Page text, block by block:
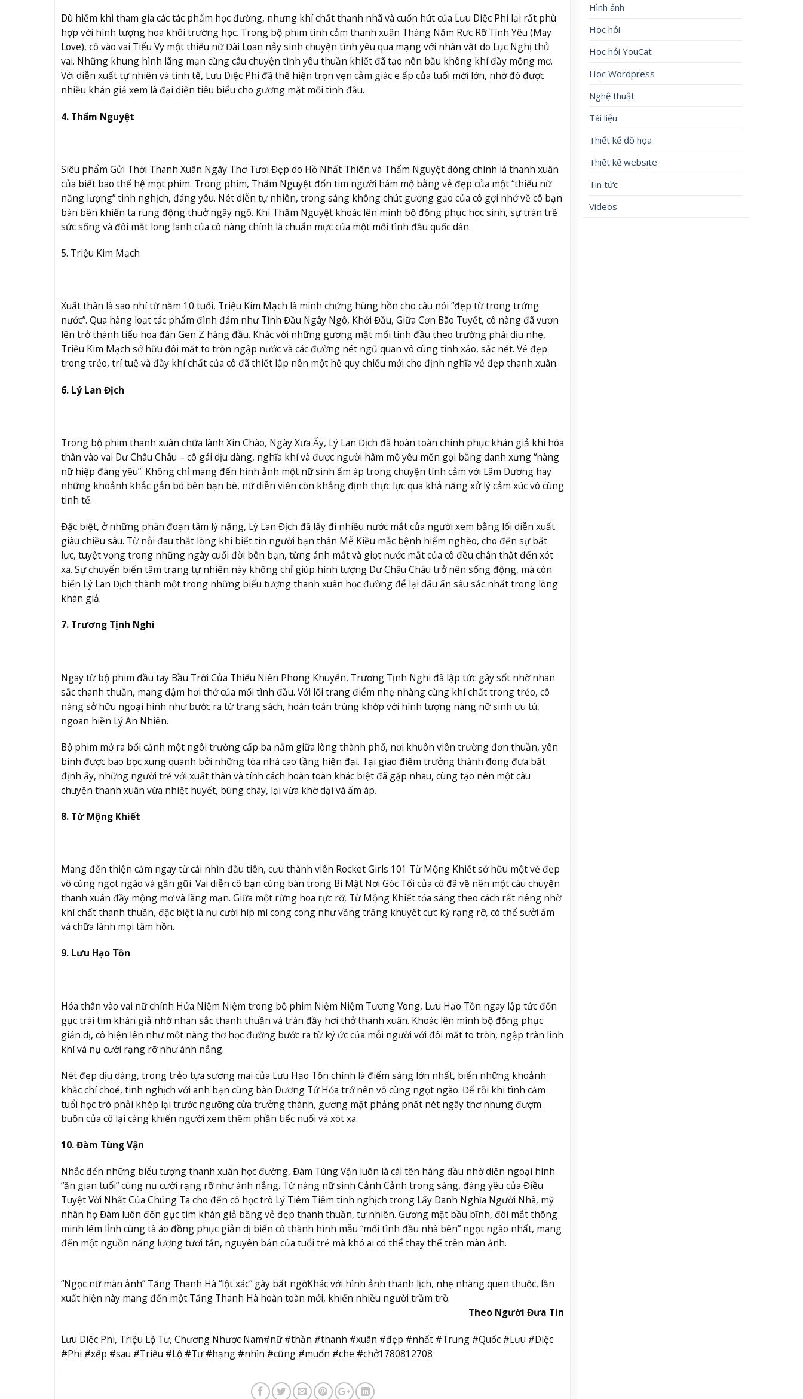
Dù hiếm khi tham gia các tác phẩm học đường, nhưng khí chất thanh nhã và cuốn hút của Lưu Diệc Phi lại rất phù
hợp với hình tượng hoa khôi trường học. Trong bộ phim tình cảm thanh xuân Tháng Năm Rực Rỡ Tình Yêu (May
Love), cô vào vai Tiểu Vy một thiếu nữ Đài Loan nảy sinh chuyện tình yêu qua mạng với nhân vật do Lục Nghị thủ
vai. Những khung hình lãng mạn cùng câu chuyện tình yêu thuần khiết đã tạo nên bầu không khí đầy mộng mơ.
Với diễn xuất tự nhiên và tinh tế, Lưu Diệc Phi đã thể hiện trọn vẹn cảm giác e ấp của tuổi mới lớn, nhờ đó được
nhiều khán giả xem là đại diện tiêu biểu cho gương mặt mối tình đầu.
4. Thẩm Nguyệt
Siêu phẩm Gửi Thời Thanh Xuân Ngây Thơ Tươi Đẹp do Hồ Nhất Thiên và Thẩm Nguyệt đóng chính là thanh xuân
của biết bao thế hệ mọt phim. Trong phim, Thẩm Nguyệt đốn tim người hâm mộ bằng vẻ đẹp của một “thiếu nữ
năng lượng” tinh nghịch, đáng yêu. Nét diễn tự nhiên, trong sáng không chút gượng gạo của cô gợi nhớ về cô bạn
bàn bên khiến ta rung động thuở ngây ngô. Khi Thẩm Nguyệt khoác lên mình bộ đồng phục học sinh, sự tràn trề
sức sống và đôi mắt long lanh của cô nàng chính là chuẩn mực của một mối tình đầu quốc dân.
5. Triệu Kim Mạch
Xuất thân là sao nhí từ năm 10 tuổi, Triệu Kim Mạch là minh chứng hùng hồn cho câu nói “đẹp từ trong trứng
nước”. Qua hàng loạt tác phẩm đình đám như Tình Đầu Ngây Ngô, Khởi Đầu, Giữa Cơn Bão Tuyết, cô nàng đã vươn
lên trở thành tiểu hoa đán Gen Z hàng đầu. Khác với những gương mặt mối tình đầu theo trường phái dịu nhẹ,
Triệu Kim Mạch sở hữu đôi mắt to tròn ngập nước và các đường nét ngũ quan vô cùng tinh xảo, sắc nét. Vẻ đẹp
trong trẻo, trí tuệ và đầy khí chất của cô đã thiết lập nên một hệ quy chiếu mới cho định nghĩa vẻ đẹp thanh xuân.
6. Lý Lan Địch
Trong bộ phim thanh xuân chữa lành Xin Chào, Ngày Xưa Ấy, Lý Lan Địch đã hoàn toàn chinh phục khán giả khi hóa
thân vào vai Dư Châu Châu – cô gái dịu dàng, nghĩa khí và được người hâm mộ yêu mến gọi bằng danh xưng “nàng
nữ hiệp đáng yêu”. Không chỉ mang đến hình ảnh một nữ sinh ấm áp trong chuyện tình cảm với Lâm Dương hay
những khoảnh khắc gắn bó bên bạn bè, nữ diễn viên còn khẳng định thực lực qua khả năng xử lý cảm xúc vô cùng
tinh tế.
Đặc biệt, ở những phân đoạn tâm lý nặng, Lý Lan Địch đã lấy đi nhiều nước mắt của người xem bằng lối diễn xuất
giàu chiều sâu. Từ nỗi đau thắt lòng khi biết tin người bạn thân Mễ Kiều mắc bệnh hiểm nghèo, cho đến sự bất
lực, tuyệt vọng trong những ngày cuối đời bên bạn, từng ánh mắt và giọt nước mắt của cô đều chân thật đến xót
xa. Sự chuyển biến tâm trạng tự nhiên này không chỉ giúp hình tượng Dư Châu Châu trở nên sống động, mà còn
biến Lý Lan Địch thành một trong những biểu tượng thanh xuân học đường để lại dấu ấn sâu sắc nhất trong lòng
khán giả.
7. Trương Tịnh Nghi
Ngay từ bộ phim đầu tay Bầu Trời Của Thiếu Niên Phong Khuyển, Trương Tịnh Nghi đã lập tức gây sốt nhờ nhan
sắc thanh thuần, mang đậm hơi thở của mối tình đầu. Với lối trang điểm nhẹ nhàng cùng khí chất trong trẻo, cô
nàng sở hữu ngoại hình như bước ra từ trang sách, hoàn toàn trùng khớp với hình tượng nàng nữ sinh ưu tú,
ngoan hiền Lý An Nhiên.
Bộ phim mở ra bối cảnh một ngôi trường cấp ba nằm giữa lòng thành phố, nơi khuôn viên trường đơn thuần, yên
bình được bao bọc xung quanh bởi những tòa nhà cao tầng hiện đại. Tại giao điểm trưởng thành đong đưa bất
định ấy, những người trẻ với xuất thân và tính cách hoàn toàn khác biệt đã gặp nhau, cùng tạo nên một câu
chuyện thanh xuân vừa nhiệt huyết, bùng cháy, lại vừa khờ dại và ấm áp.
8. Từ Mộng Khiết
Mang đến thiện cảm ngay từ cái nhìn đầu tiên, cựu thành viên Rocket Girls 101 Từ Mộng Khiết sở hữu một vẻ đẹp
vô cùng ngọt ngào và gần gũi. Vai diễn cô bạn cùng bàn trong Bí Mật Nơi Góc Tối của cô đã vẽ nên một câu chuyện
thanh xuân đầy mộng mơ và lãng mạn. Giữa một rừng hoa rực rỡ, Từ Mộng Khiết tỏa sáng theo cách rất riêng nhờ
khí chất thanh thuần, đặc biệt là nụ cười híp mí cong cong như vầng trăng khuyết cực kỳ rạng rỡ, có thể sưởi ấm
và chữa lành mọi tâm hồn.
9. Lưu Hạo Tồn
Hóa thân vào vai nữ chính Hứa Niệm Niệm trong bộ phim Niệm Niệm Tương Vong, Lưu Hạo Tồn ngay lập tức đốn
gục trái tim khán giả nhờ nhan sắc thanh thuần và tràn đầy hơi thở thanh xuân. Khoác lên mình bộ đồng phục
giản dị, cô hiện lên như một nàng thơ học đường bước ra từ ký ức của mỗi người với đôi mắt to tròn, ngập tràn linh
khí và nụ cười rạng rỡ như ánh nắng.
Nét đẹp dịu dàng, trong trẻo tựa sương mai của Lưu Hạo Tồn chính là điểm sáng lớn nhất, biến những khoảnh
khắc chí choé, tinh nghịch với anh bạn cùng bàn Dương Tứ Hỏa trở nên vô cùng ngọt ngào. Để rồi khi tình cảm
tuổi học trò phải khép lại trước ngưỡng cửa trưởng thành, gương mặt phảng phất nét ngây thơ nhưng đượm
buồn của cô lại càng khiến người xem thêm phần tiếc nuối và xót xa.
10. Đàm Tùng Vận
Nhắc đến những biểu tượng thanh xuân học đường, Đàm Tùng Vận luôn là cái tên hàng đầu nhờ diện ngoại hình
“ăn gian tuổi” cùng nụ cười rạng rỡ như ánh nắng. Từ nàng nữ sinh Cảnh Cảnh trong sáng, đáng yêu của Điều
Tuyệt Vời Nhất Của Chúng Ta cho đến cô học trò Lý Tiêm Tiêm tinh nghịch trong Lấy Danh Nghĩa Người Nhà, mỹ
nhân họ Đàm luôn đốn gục tim khán giả bằng vẻ đẹp thanh thuần, tự nhiên. Gương mặt bầu bĩnh, đôi mắt thông
minh lém lỉnh cùng tà áo đồng phục giản dị biến cô thành hình mẫu “mối tình đầu nhà bên” ngọt ngào nhất, mang
đến một nguồn năng lượng tươi tắn, nguyên bản của tuổi trẻ mà khó ai có thể thay thế trên màn ảnh.
“Ngọc nữ màn ảnh” Tăng Thanh Hà “lột xác” gây bất ngờKhác với hình ảnh thanh lịch, nhẹ nhàng quen thuộc, lần
xuất hiện này mang đến một Tăng Thanh Hà hoàn toàn mới, khiến nhiều người trầm trồ.
Theo Người Đưa Tin
Lưu Diệc Phi, Triệu Lộ Tư, Chương Nhược Nam#nữ #thần #thanh #xuân #đẹp #nhất #Trung #Quốc #Lưu #Diệc
#Phi #xếp #sau #Triệu #Lộ #Tư #hạng #nhìn #cũng #muốn #che #chở1780812708
Hình ảnh
Học hỏi
Học hỏi YouCat
Học Wordpress
Nghệ thuật
Tài liệu
Thiết kế đồ họa
Thiết kế website
Tin tức
Videos